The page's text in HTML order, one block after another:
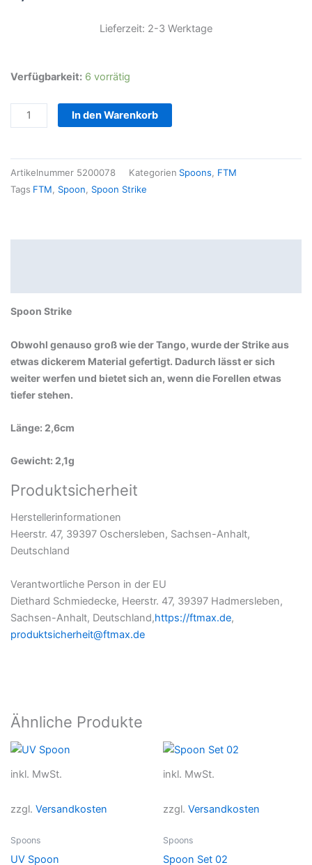
Lieferzeit: 2-3 Werktage
Verfügbarkeit: 6 vorrätig
Spoon
Menge
In den Warenkorb
Artikelnummer 5200078 Kategorien Spoons
FTM
Tags FTM Spoon Spoon Strike
Spoon Strike
Obwohl genauso groß wie der Tango, wurde der Strike aus
etwas dickerem Material gefertigt. Dadurch lässt er sich
weiter werfen und bietet sich an, wenn die Forellen etwas
tiefer stehen.
Länge: 2,6cm
Gewicht: 2,1g
Produktsicherheit
Herstellerinformationen
Heerstr. 47, 39397 Oschersleben, Sachsen-Anhalt,
Deutschland
Verantwortliche Person in der EU
Diethard Schmiedecke, Heerstr. 47, 39397 Hadmersleben,
Sachsen-Anhalt, Deutschland,https://ftmax.de,
produktsicherheit@ftmax.de
Ähnliche Produkte
inkl. MwSt.
zzgl. Versandkosten
Spoons
UV Spoon
inkl. MwSt.
zzgl. Versandkosten
Spoons
Spoon Set 02